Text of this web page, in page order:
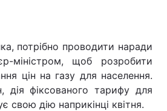
потрібно проводити наради
міністром, щоб розробити
цін на газу для населення.
дія фіксованого тарифу для
свою дію наприкінці квітня.